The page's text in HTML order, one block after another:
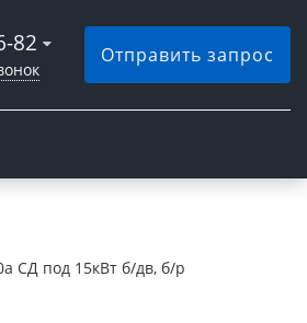
82 Отправить запрос
СД под 15кВт б/дв, б/р